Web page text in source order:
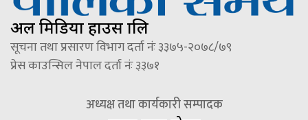
अल मिडिया हाउस प्रालि
सूचना तथा प्रसारण विभाग दर्ता नंः ३३७५-२०७८/७९
प्रेस काउन्सिल नेपाल दर्ता नंः ३३७१
अध्यक्ष तथा कार्यकारी सम्पादक